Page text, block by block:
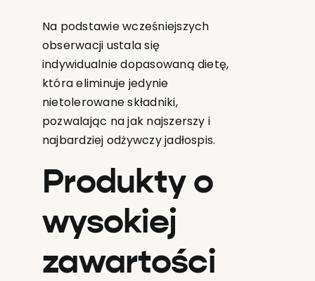
Na podstawie wcześniejszych
obserwacji ustala się
indywidualnie dopasowaną dietę,
która eliminuje jedynie
nietolerowane składniki,
pozwalając na jak najszerszy i
najbardziej odżywczy jadłospis.
Produkty o
wysokiej
zawartości